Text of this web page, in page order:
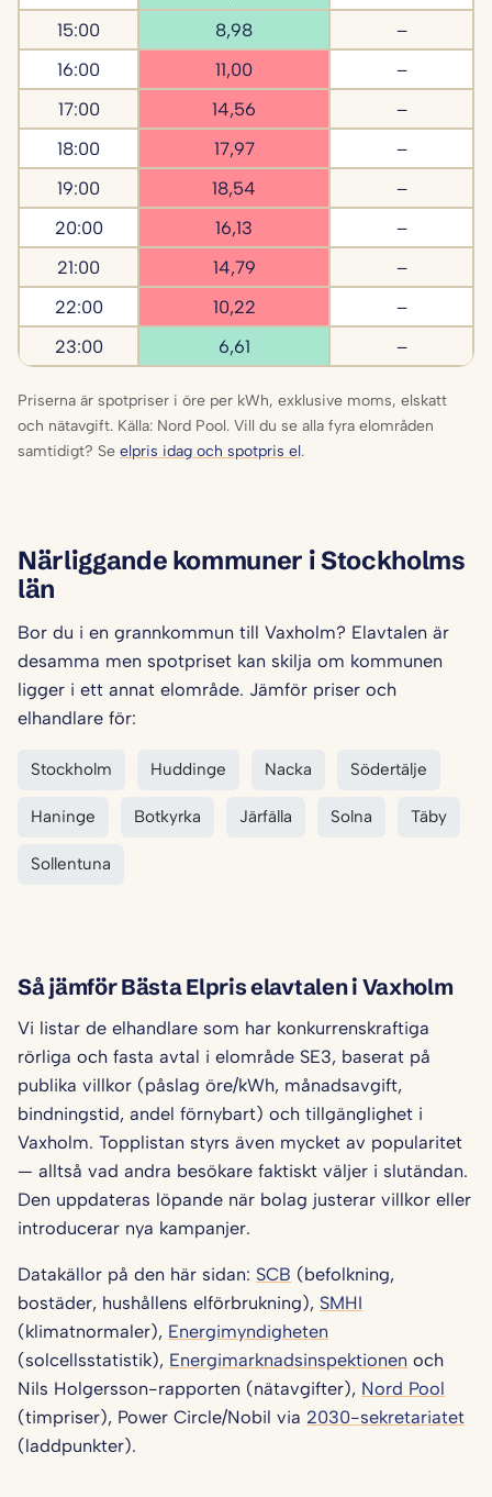
15:00
8,98
–
16:00
11,00
–
17:00
14,56
–
18:00
17,97
–
19:00
18,54
–
20:00
16,13
–
21:00
14,79
–
22:00
10,22
–
23:00
6,61 –
Priserna är spotpriser i öre per kWh, exklusive moms, elskatt
och nätavgift. Källa: Nord Pool. Vill du se alla fyra elområden
samtidigt? Se elpris idag och spotpris el.
Närliggande kommuner i Stockholms
län
Bor du i en grannkommun till Vaxholm? Elavtalen är
desamma men spotpriset kan skilja om kommunen
ligger i ett annat elområde. Jämför priser och
elhandlare för:
Stockholm Huddinge Nacka Södertälje
Haninge Botkyrka Järfälla Solna Täby
Sollentuna
Så jämför Bästa Elpris elavtalen i Vaxholm
Vi listar de elhandlare som har konkurrenskraftiga
rörliga och fasta avtal i elområde SE3, baserat på
publika villkor (påslag öre/kWh, månadsavgift,
bindningstid, andel förnybart) och tillgänglighet i
Vaxholm. Topplistan styrs även mycket av popularitet
— alltså vad andra besökare faktiskt väljer i slutändan.
Den uppdateras löpande när bolag justerar villkor eller
introducerar nya kampanjer.
Datakällor på den här sidan: SCB (befolkning,
bostäder, hushållens elförbrukning), SMHI
(klimatnormaler), Energimyndigheten
(solcellsstatistik), Energimarknadsinspektionen och
Nils Holgersson-rapporten (nätavgifter), Nord Pool
(timpriser), Power Circle/Nobil via 2030-sekretariatet
(laddpunkter).